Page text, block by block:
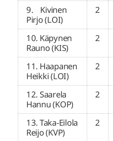
9. Kivinen
Pirjo (LOI)
2
10. Käpynen
Rauno (KIS)
2
11. Haapanen
Heikki (LOI)
2
12. Saarela
Hannu (KOP)
2
13. Taka-Eilola
Reijo (KVP)
2